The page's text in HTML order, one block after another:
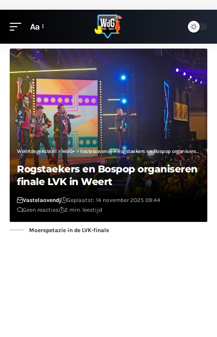
Aa
Weertdegekste.nl>WdG+> Vastelaovendj>Rogstaekers en Bospop organiseren finale LVK in Weert
Rogstaekers en Bospop organiseren
finale LVK in Weert
Vastelaovendj
Geplaatst: 14 november 2025 09:44
Geen reacties
2 min. leestijd
Moerepetazie in de LVK-finale